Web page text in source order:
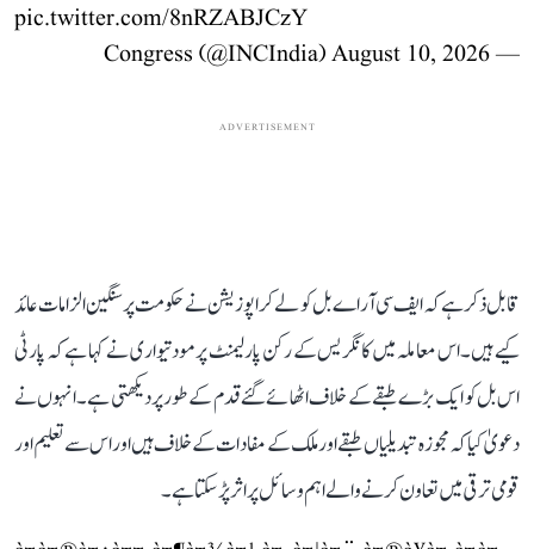
pic.twitter.com/8nRZABJCzY
— Congress (@INCIndia)
August 10, 2026
ADVERTISEMENT
قابل ذکر ہے کہ ایف سی آر اے بل کو لے کر اپوزیشن نے حکومت پر سنگین الزامات عائد
کیے ہیں۔ اس معاملہ میں کانگریس کے رکن پارلیمنٹ پرمود تیواری نے کہا ہے کہ پارٹی
اس بل کو ایک بڑے طبقے کے خلاف اٹھائے گئے قدم کے طور پر دیکھتی ہے۔ انہوں نے
دعویٰ کیا کہ مجوزہ تبدیلیاں طبقے اور ملک کے مفادات کے خلاف ہیں اور اس سے تعلیم اور
قومی ترقی میں تعاون کرنے والے اہم وسائل پر اثر پڑ سکتا ہے۔